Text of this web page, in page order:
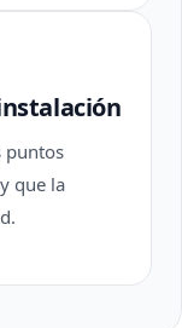
puntos
que la